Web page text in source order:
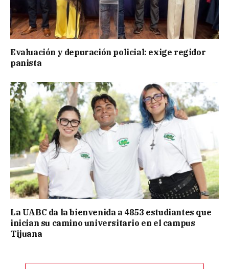
Evaluación y depuración policial: exige regidor
panista
La UABC da la bienvenida a 4853 estudiantes que
inician su camino universitario en el campus
Tijuana